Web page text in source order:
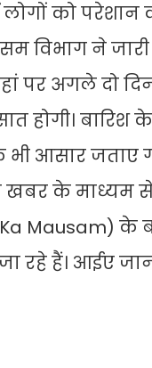
को परेशान
विभाग ने
पर अगले दो
होगी। बारिश
भी आसार जताए
के माध्यम से
Mausam) के
रहे हैं। आईए